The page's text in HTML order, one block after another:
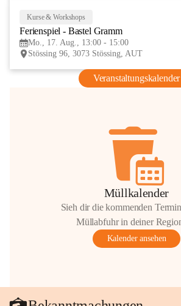
Kurse & Workshops
Ferienspiel - Bastel Gramm
Mo., 17. Aug., 13:00 - 15:00
Stössing 96, 3073 Stössing, AUT
Veranstaltungskalender
Müllkalender
Sieh dir die kommenden
Müllabfuhr in deiner
Kalender ansehen